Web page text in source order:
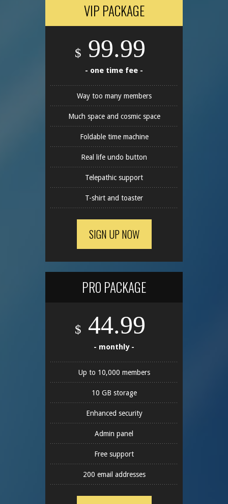
VIP PACKAGE
$ 99.99
- one time fee -
Way too many members
Much space and cosmic space
Foldable time machine
Real life undo button
Telepathic support
T-shirt and toaster
SIGN UP NOW
PRO PACKAGE
$ 44.99
- monthly -
Up to 10,000 members
10 GB storage
Enhanced security
Admin panel
Free support
200 email addresses